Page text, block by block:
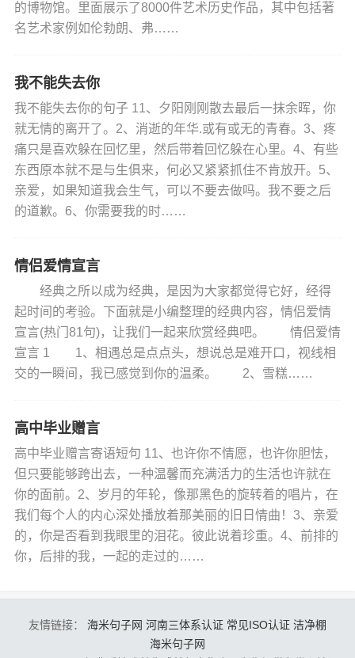
的博物馆。里面展示了8000件艺术历史作品，其中包括著
名艺术家例如伦勃朗、弗……
我不能失去你
我不能失去你的句子 11、夕阳刚刚散去最后一抹余晖，你
就无情的离开了。2、消逝的年华.或有或无的青春。3、疼
痛只是喜欢躲在回忆里，然后带着回忆躲在心里。4、有些
东西原本就不是与生俱来，何必又紧紧抓住不肯放开。5、
亲爱，如果知道我会生气，可以不要去做吗。我不要之后
的道歉。6、你需要我的时……
情侣爱情宣言
经典之所以成为经典，是因为大家都觉得它好，经得
起时间的考验。下面就是小编整理的经典内容，情侣爱情
宣言(热门81句)，让我们一起来欣赏经典吧。 情侣爱情
宣言 1 1、相遇总是点点头，想说总是难开口，视线相
交的一瞬间，我已感觉到你的温柔。 2、雪糕……
高中毕业赠言
高中毕业赠言寄语短句 11、也许你不情愿，也许你胆怯，
但只要能够跨出去，一种温馨而充满活力的生活也许就在
你的面前。2、岁月的年轮，像那黑色的旋转着的唱片，在
我们每个人的内心深处播放着那美丽的旧日情曲！3、亲爱
的，你是否看到我眼里的泪花。彼此说着珍重。4、前排的
你，后排的我，一起的走过的……
友情链接： 海米句子网 河南三体系认证 常见ISO认证 洁净棚
海米句子网